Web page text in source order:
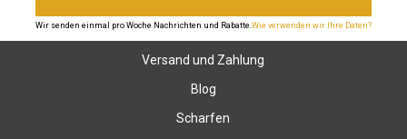
Wir senden einmal pro Woche Nachrichten und Rabatte.Wie verwenden wir Ihre Daten?
Versand und Zahlung
Blog
Scharfen